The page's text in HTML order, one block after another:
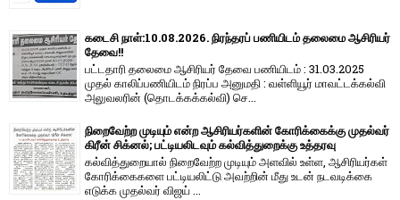
கடைசி நாள்:10.08.2026. நிரந்தரப் பணியிடம் தலைமை ஆசிரியர்
தேவை!!
பட்டதாரி தலைமை ஆசிரியர் தேவை பணியிடம் : 31.03.2025
முதல் காலிப்பணியிடம் நிரப்ப அனுமதி : வள்ளியூர் மாவட்டக்கல்வி
அலுவலரின் (தொடக்கக்கல்வி) செ...
நிறைவேற்ற முடியும் என்ற ஆசிரியர்களின் கோரிக்கைக்கு முதல்வர்
கிரீன் சிக்னல்; பட்டியலிடவும் கல்வித்துறைக்கு உத்தரவு
கல்வித்துறையால் நிறைவேற்ற முடியும் அளவில் உள்ள, ஆசிரியர்கள்
கோரிக்கைகளை பட்டியலிட்டு அவற்றின் மீது உடன் நடவடிக்கை
எடுக்க முதல்வர் விஜய் ...